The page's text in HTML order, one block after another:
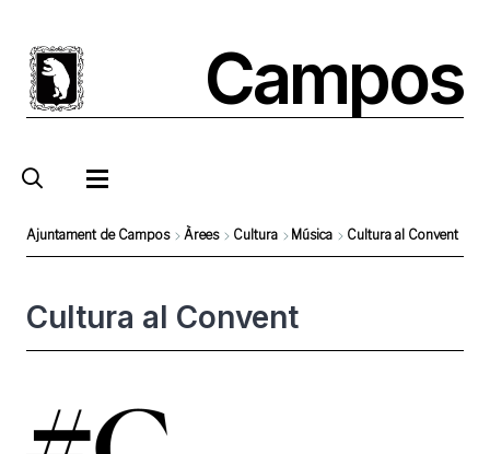
contenido
principal
Campos
enlaces
de
la
Ajuntament de Campos Àrees Cultura Música Cultura al Convent
Cultura al Convent